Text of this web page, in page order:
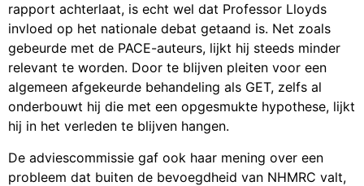
rapport achterlaat, is echt wel dat Professor Lloyds
invloed op het nationale debat getaand is. Net zoals
gebeurde met de PACE-auteurs, lijkt hij steeds minder
relevant te worden. Door te blijven pleiten voor een
algemeen afgekeurde behandeling als GET, zelfs al
onderbouwt hij die met een opgesmukte hypothese, lijkt
hij in het verleden te blijven hangen.
De adviescommissie gaf ook haar mening over een
probleem dat buiten de bevoegdheid van NHMRC valt,